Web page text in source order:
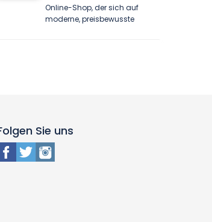
Online-Shop, der sich auf
moderne, preisbewusste
Sie uns